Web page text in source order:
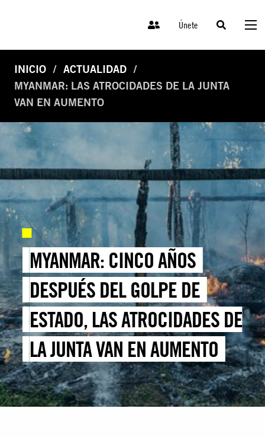
Únete
INICIO
ACTUALIDAD
MYANMAR: LAS ATROCIDADES DE LA JUNTA
VAN EN AUMENTO
MYANMAR: CINCO AÑOS
DESPUÉS DEL GOLPE DE
ESTADO, LAS ATROCIDADES DE
LA JUNTA VAN EN AUMENTO